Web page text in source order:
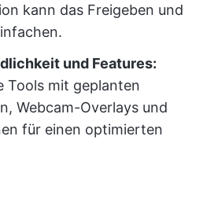
kann das Freigeben und
und Features:
Tools mit geplanten
Webcam-Overlays und
für einen optimierten